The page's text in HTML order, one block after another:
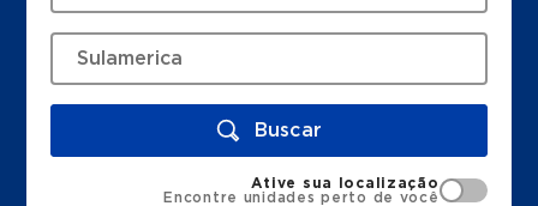
Buscar
Ative sua localização
Encontre unidades perto de você